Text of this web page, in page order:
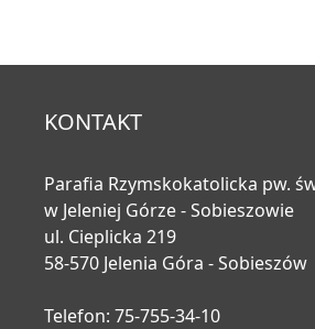
KONTAKT
Parafia Rzymskokatolicka pw.
w Jeleniej Górze - Sobieszowie
ul. Cieplicka 219
58-570 Jelenia Góra - Sobieszów
Telefon: 75-755-34-10